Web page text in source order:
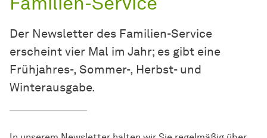
Der Newsletter des Familien-Service
erscheint vier Mal im Jahr; es gibt eine
Frühjahres-, Sommer-, Herbst- und
Winterausgabe.